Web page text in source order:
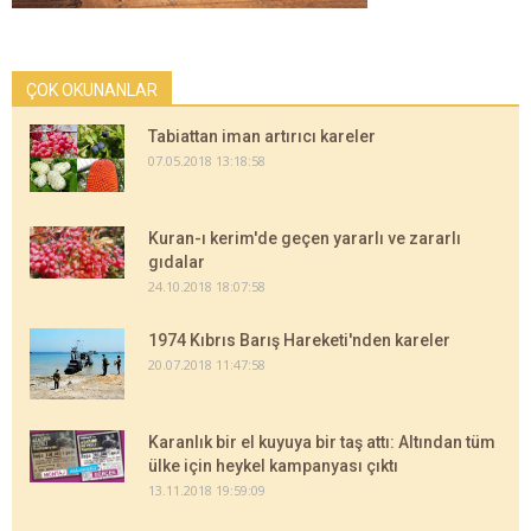
ÇOK OKUNANLAR
Tabiattan iman artırıcı kareler
07.05.2018 13:18:58
Kuran-ı kerim'de geçen yararlı ve zararlı
gıdalar
24.10.2018 18:07:58
1974 Kıbrıs Barış Hareketi'nden kareler
20.07.2018 11:47:58
Karanlık bir el kuyuya bir taş attı: Altından tüm
ülke için heykel kampanyası çıktı
13.11.2018 19:59:09